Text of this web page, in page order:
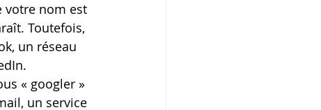
votre nom est
Toutefois,
un réseau
« googler »
un service